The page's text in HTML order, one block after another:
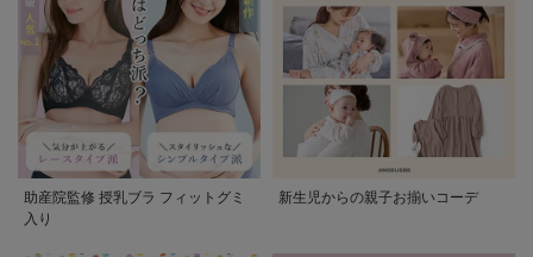
助産院監修 授乳ブラ フィットグミ
入り
新生児からの親子お揃いコーデ